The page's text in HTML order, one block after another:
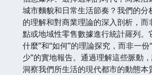
城市麵貌和日常生活節奏？我們的分
的理解和對商業理論的深入剖析，而
點或地域性零售數據進行統計羅列。
什麼”和“如何”的理論探究，而非一份
少”的實地報告。通過理解這些脈動
洞察我們所生活的現代都市的動態本